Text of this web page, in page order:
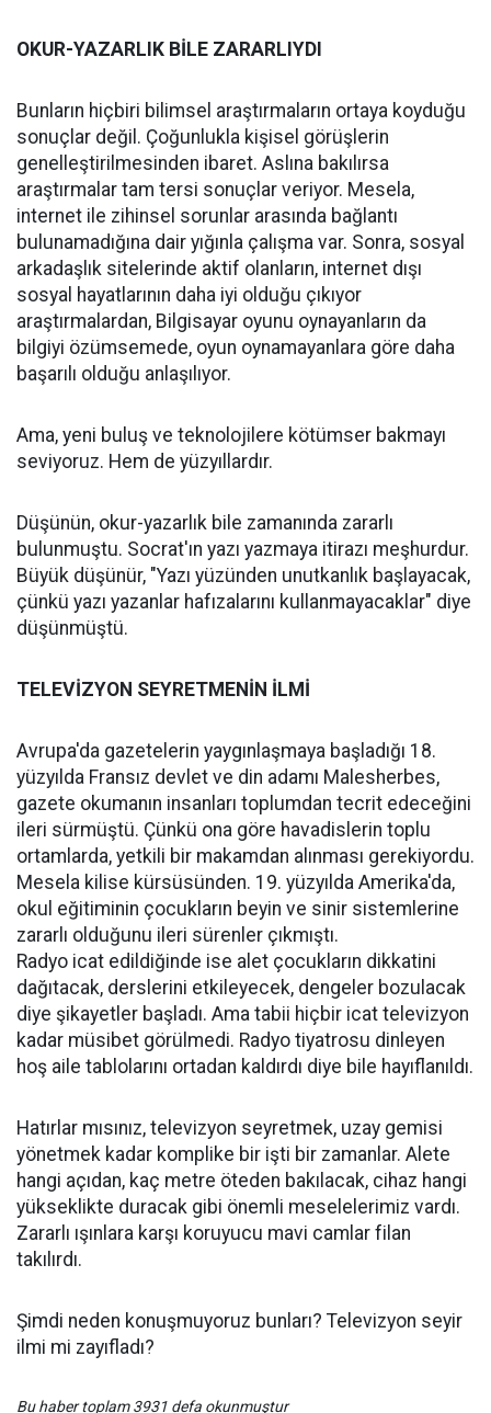
OKUR-YAZARLIK BİLE ZARARLIYDI
Bunların hiçbiri bilimsel araştırmaların ortaya koyduğu
sonuçlar değil. Çoğunlukla kişisel görüşlerin
genelleştirilmesinden ibaret. Aslına bakılırsa
araştırmalar tam tersi sonuçlar veriyor. Mesela,
internet ile zihinsel sorunlar arasında bağlantı
bulunamadığına dair yığınla çalışma var. Sonra, sosyal
arkadaşlık sitelerinde aktif olanların, internet dışı
sosyal hayatlarının daha iyi olduğu çıkıyor
araştırmalardan, Bilgisayar oyunu oynayanların da
bilgiyi özümsemede, oyun oynamayanlara göre daha
başarılı olduğu anlaşılıyor.
Ama, yeni buluş ve teknolojilere kötümser bakmayı
seviyoruz. Hem de yüzyıllardır.
Düşünün, okur-yazarlık bile zamanında zararlı
bulunmuştu. Socrat'ın yazı yazmaya itirazı meşhurdur.
Büyük düşünür, "Yazı yüzünden unutkanlık başlayacak,
çünkü yazı yazanlar hafızalarını kullanmayacaklar" diye
düşünmüştü.
TELEVİZYON SEYRETMENİN İLMİ
Avrupa'da gazetelerin yaygınlaşmaya başladığı 18.
yüzyılda Fransız devlet ve din adamı Malesherbes,
gazete okumanın insanları toplumdan tecrit edeceğini
ileri sürmüştü. Çünkü ona göre havadislerin toplu
ortamlarda, yetkili bir makamdan alınması gerekiyordu.
Mesela kilise kürsüsünden. 19. yüzyılda Amerika'da,
okul eğitiminin çocukların beyin ve sinir sistemlerine
zararlı olduğunu ileri sürenler çıkmıştı.
Radyo icat edildiğinde ise alet çocukların dikkatini
dağıtacak, derslerini etkileyecek, dengeler bozulacak
diye şikayetler başladı. Ama tabii hiçbir icat televizyon
kadar müsibet görülmedi. Radyo tiyatrosu dinleyen
hoş aile tablolarını ortadan kaldırdı diye bile hayıflanıldı.
Hatırlar mısınız, televizyon seyretmek, uzay gemisi
yönetmek kadar komplike bir işti bir zamanlar. Alete
hangi açıdan, kaç metre öteden bakılacak, cihaz hangi
yükseklikte duracak gibi önemli meselelerimiz vardı.
Zararlı ışınlara karşı koruyucu mavi camlar filan
takılırdı.
Şimdi neden konuşmuyoruz bunları? Televizyon seyir
ilmi mi zayıfladı?
Bu haber toplam 3931 defa okunmuştur